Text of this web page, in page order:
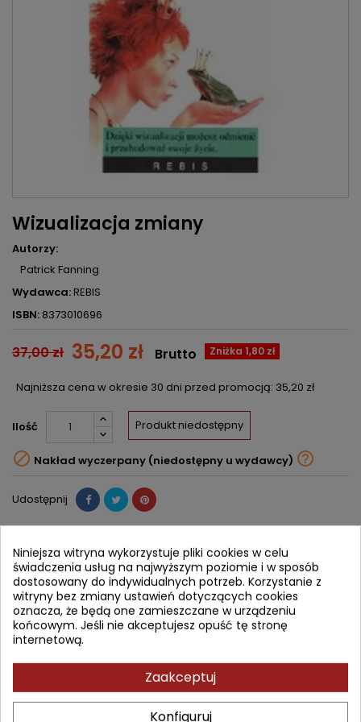
Wizualizacja zmiany
Autorzy:
Patrick Fanning
Wydawca:REBIS
ISBN: 8373010696
37,00 zł 35,20 zł Zniżka 1,80 zł
Brutto
Najniższa cena w okresie 30 dni przed promocją: 35,20 zł
Ilość Produkt niedostępny
 Nakład wyczerpany (niedostępny u wydawcy) 
Udostępnij
Wprowadź swój adres email, aby otrzymać powiadomienie o
dostępności tej książki
ZAPISZ
OPIS SZCZEGÓŁY PRODUKTU
Patrick Fanning bada wizualizację, praktykuje ją, uczy i pisze o
Couple Skills, Being a Mań, Lifetime Weight Control, Messages::
Niniejsza witryna wykorzystuje pliki cookies w celu
świadczenia usług na najwyższym poziomie i w sposób
dostosowany do indywidualnych potrzeb. Korzystanie z
witryny bez zmiany ustawień dotyczących cookies
oznacza, że będą one zamieszczane w urządzeniu
końcowym. Jeśli nie akceptujesz opuść tę stronę
internetową.
Zaakceptuj
Konfiguruj